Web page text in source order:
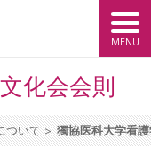
化会会則
ついて 獨協医科大学看